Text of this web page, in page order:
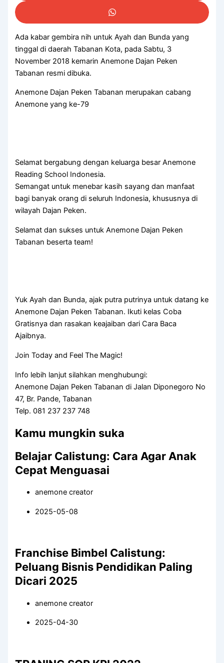
Ada kabar gembira nih untuk Ayah dan Bunda yang
tinggal di daerah Tabanan Kota, pada Sabtu, 3
November 2018 kemarin Anemone Dajan Peken
Tabanan resmi dibuka.
Anemone Dajan Peken Tabanan merupakan cabang
Anemone yang ke-79
Selamat bergabung dengan keluarga besar Anemone
Reading School Indonesia.
Semangat untuk menebar kasih sayang dan manfaat
bagi banyak orang di seluruh Indonesia, khususnya di
wilayah Dajan Peken.
Selamat dan sukses untuk Anemone Dajan Peken
Tabanan beserta team!
Yuk Ayah dan Bunda, ajak putra putrinya untuk datang ke
Anemone Dajan Peken Tabanan. Ikuti kelas Coba
Gratisnya dan rasakan keajaiban dari Cara Baca
Ajaibnya.
Join Today and Feel The Magic!
Info lebih lanjut silahkan menghubungi:
Anemone Dajan Peken Tabanan di Jalan Diponegoro No
47, Br. Pande, Tabanan
Telp. 081 237 237 748
Kamu mungkin suka
Belajar Calistung: Cara Agar Anak
Cepat Menguasai
anemone creator
2025-05-08
Franchise Bimbel Calistung:
Peluang Bisnis Pendidikan Paling
Dicari 2025
anemone creator
2025-04-30